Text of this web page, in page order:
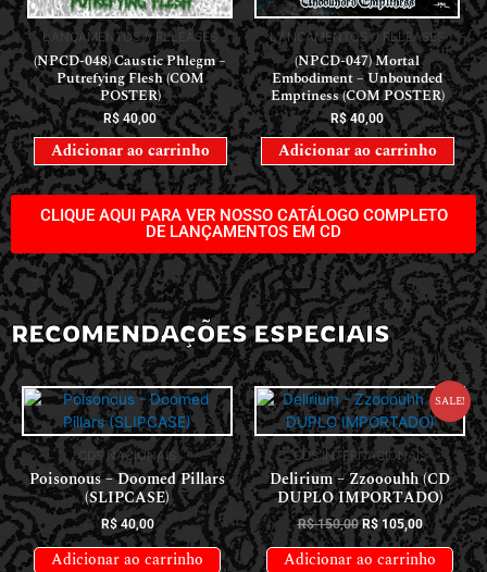
LANÇAMENTOS // RELEASES
(NPCD-048) Caustic Phlegm –
Putrefying Flesh (COM
POSTER)
R$ 40,00
Adicionar ao carrinho
LANÇAMENTOS // RELEASES
(NPCD-047) Mortal
Embodiment – Unbounded
Emptiness (COM POSTER)
R$40,00
Adicionar ao carrinho
CLIQUE AQUI PARA VER NOSSO CATÁLOGO COMPLETO
DE LANÇAMENTOS EM CD
RECOMENDAÇÕES ESPECIAIS
CDS NACIONAIS
Poisonous – Doomed Pillars
(SLIPCASE)
R$40,00
Adicionar ao carrinho
Sale!
CDS INTERNACIONAIS
Delirium – Zzooouhh (CD
DUPLO IMPORTADO)
R$150,00 R$105,00
Adicionar ao carrinho